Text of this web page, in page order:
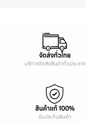
จัดส่งทั่วไทย
บริการจัดส่งสินค้าทั่วประเทศ
สินค้าแท้ 100%
รับประกันสินค้า